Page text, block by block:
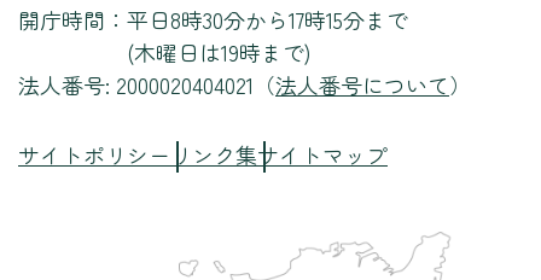
開庁時間： 平日8時30分から17時15分まで
(木曜日は19時まで)
法人番号: 2000020404021（法人番号について）
サイトポリシー リンク集サイトマップ